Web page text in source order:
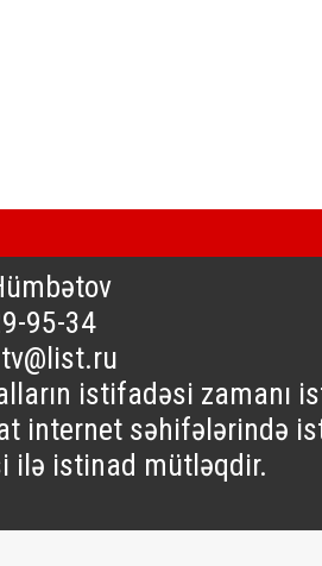
95-34
istifadəsi zamanı
internet səhifələrində
ilə istinad mütləqdir.